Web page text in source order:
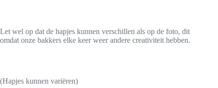
Let wel op dat de hapjes kunnen verschillen als op de foto, dit
omdat onze bakkers elke keer weer andere creativiteit hebben.
(Hapjes kunnen variëren)